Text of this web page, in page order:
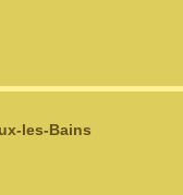
les-Bains